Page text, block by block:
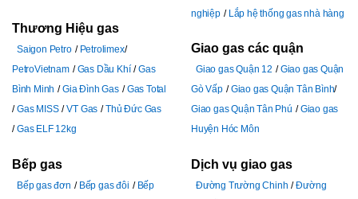
Thương Hiệu gas
Saigon Petro
Petrolimex
PetroVietnam
Gas Dầu Khí
Gas
Bình Minh
Gia Đình Gas
Gas Total
Gas MISS
VT Gas
Thủ Đức Gas
Gas ELF 12kg
Bếp gas
Bếp gas đơn Bếp gas đôi
Bếp
nghiệp
Lắp hệ thống gas nhà hàng
Giao gas các quận
Giao gas Quận 12
Giao gas Quận
Gò Vấp
Giao gas Quận Tân Bình
Giao gas Quận Tân Phú
Giao gas
Huyện Hóc Môn
Dịch vụ giao gas
Đường Trường Chinh
Đường